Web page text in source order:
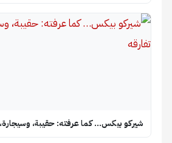
شيركو بيكس… كما عرفته: حقيبة،